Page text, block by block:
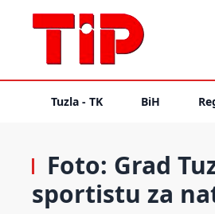
Tuzla - TK BiH
Foto: Grad
sportistu za